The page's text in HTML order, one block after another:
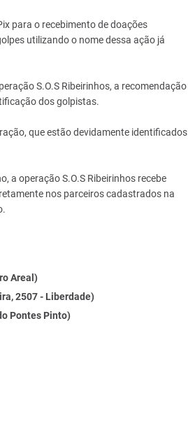
para o recebimento de doações
utilizando o nome dessa ação já
S.O.S Ribeirinhos, a recomendação
dos golpistas.
que estão devidamente identificados
a operação S.O.S Ribeirinhos recebe
nos parceiros cadastrados na
Areal)
2507 - Liberdade)
Pontes Pinto)